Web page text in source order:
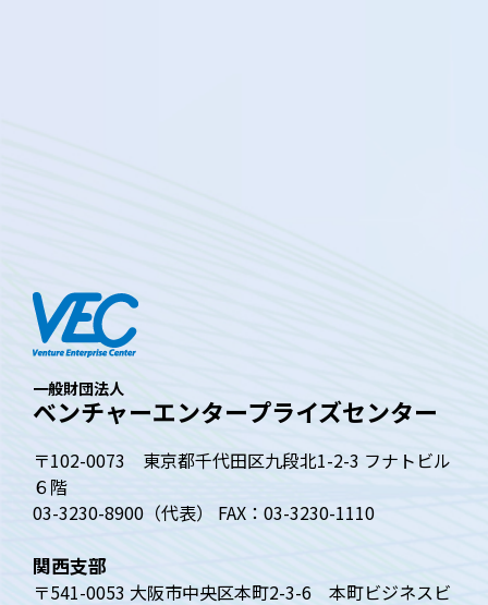
一般財団法人
ベンチャーエンタープライズセンター
〒102-0073 東京都千代田区九段北1-2-3 フナトビル
６階
03-3230-8900（代表） FAX：03-3230-1110
関西支部
〒541-0053 大阪市中央区本町2-3-6 本町ビジネスビ